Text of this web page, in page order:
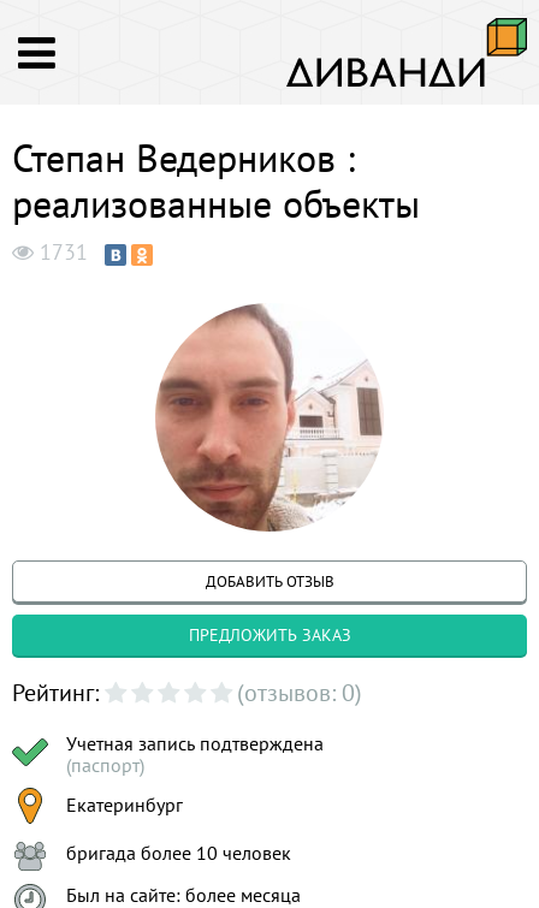
Степан Ведерников :
реализованные объекты
1731
ДОБАВИТЬ ОТЗЫВ
ПРЕДЛОЖИТЬ ЗАКАЗ
Рейтинг: (отзывов: 0)
Учетная запись подтверждена
(паспорт)
Екатеринбург
бригада более 10 человек
Был на сайте: более месяца